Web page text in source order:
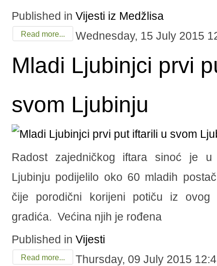
Published in Vijesti iz Medžlisa
Read more... Wednesday, 15 July 2015
Mladi Ljubinjci prvi
svom Ljubinju
Radost zajedničkog iftara sinoć je
Ljubinju podijelilo oko 60 mladih
čije porodični korijeni potiču iz ovog
gradića. Većina njih je rođena
Published in Vijesti
Read more... Thursday, 09 July 2015